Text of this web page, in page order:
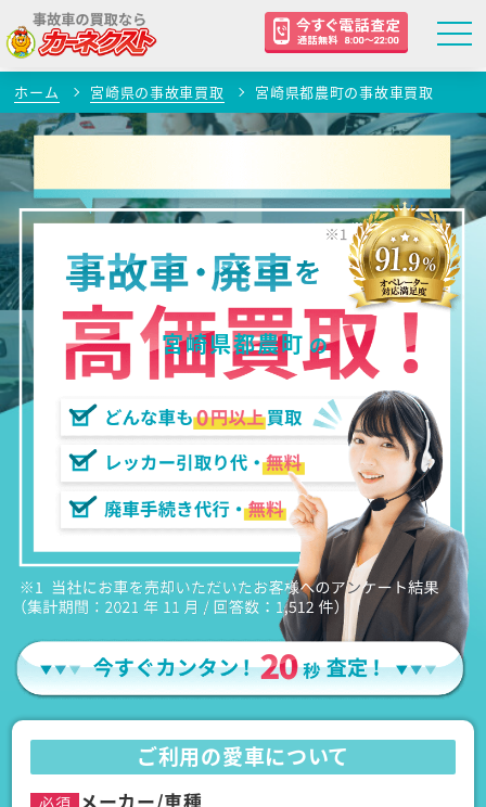
ホーム 宮崎県の事故車買取 宮崎県都農町の事故車買取
宮崎県都農町 の
ご利用の愛車について
必須 メーカー/車種